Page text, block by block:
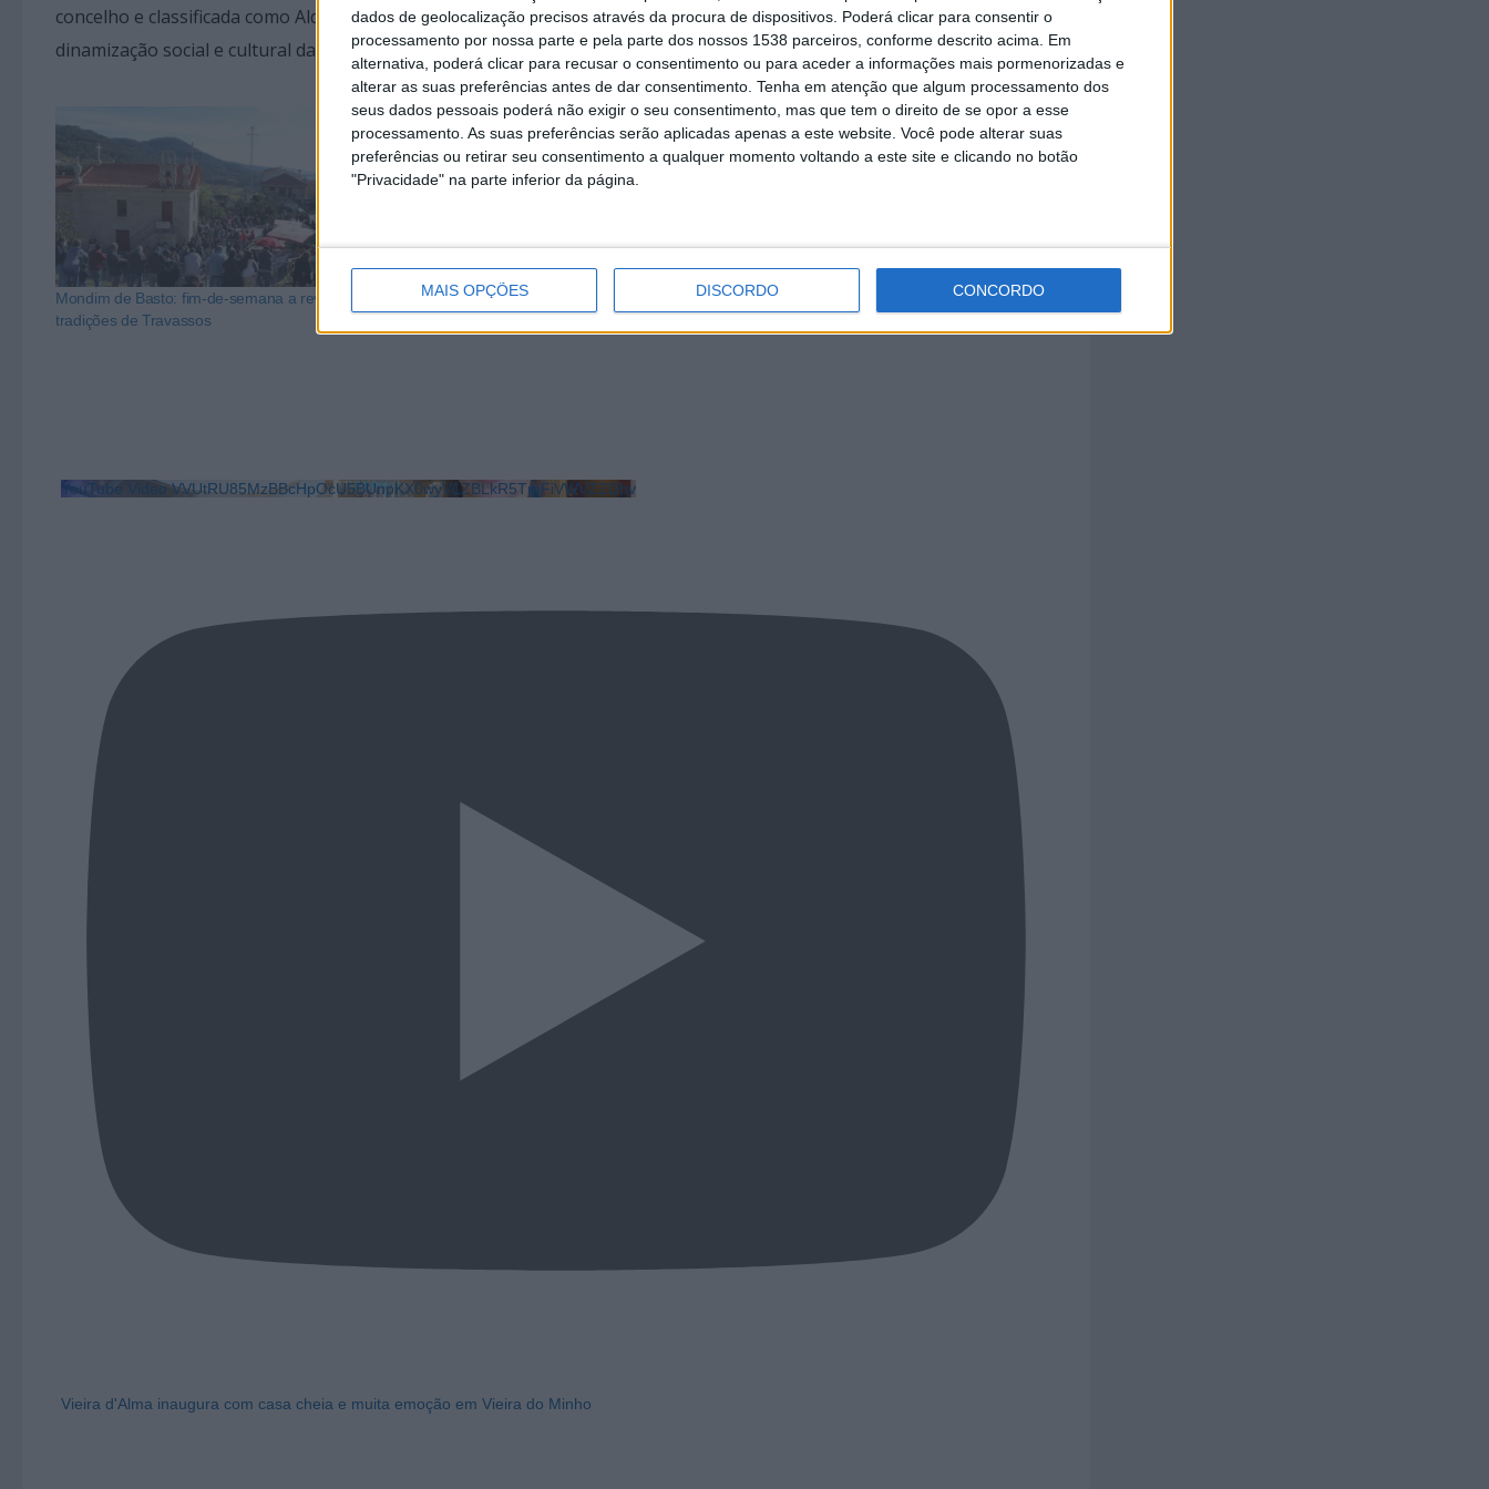
dados de geolocalização precisos através da procura de dispositivos. Poderá clicar para consentir o
processamento por nossa parte e pela parte dos nossos 1538 parceiros, conforme descrito acima. Em
alternativa, poderá clicar para recusar o consentimento ou para aceder a informações mais pormenorizadas e
alterar as suas preferências antes de dar consentimento. Tenha em atenção que algum processamento dos
seus dados pessoais poderá não exigir o seu consentimento, mas que tem o direito de se opor a esse
processamento. As suas preferências serão aplicadas apenas a este website. Você pode alterar suas
preferências ou retirar seu consentimento a qualquer momento voltando a este site e clicando no botão
"Privacidade" na parte inferior da página.
MAIS OPÇÕES DISCORDO CONCORDO
concelho e classificada como Aldeia de Portugal e que procura envolver as associações e a população local na
dinamização social e cultural das aldeias, ao mesmo tempo que se revitaliza a economia local.
Mondim de Basto: fim-de-semana a reviver as
tradições de Travassos
Pão, tradição e companhia para desfrutar em
De junho a setembro Mondim de Basto é
YouTube Video VVUtRU85MzBBcHpOcU5BUnpKX0wyV1ZBLkR5TmFiVWVZZDhv
Vieira d'Alma inaugura com casa cheia e muita emoção em Vieira do Minho